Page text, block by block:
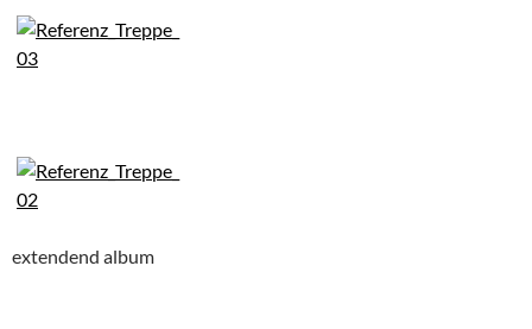
extendend album